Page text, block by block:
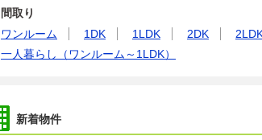
間取り
ワンルーム
1DK 1LDK 2DK
一人暮らし（ワンルーム～1LDK）
新着物件